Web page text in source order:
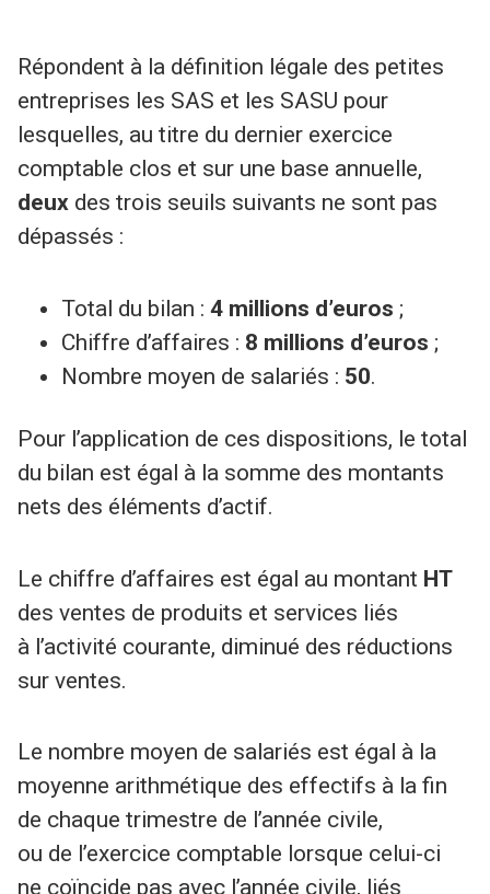
Répondent à la définition légale des petites
entreprises les SAS et les SASU pour
lesquelles, au titre du dernier exercice
comptable clos et sur une base annuelle,
deux des trois seuils suivants ne sont pas
dépassés :
Total du bilan : 4 millions d’euros ;
Chiffre d’affaires : 8 millions d’euros ;
Nombre moyen de salariés : 50.
Pour l’application de ces dispositions, le total
du bilan est égal à la somme des montants
nets des éléments d’actif.
Le chiffre d’affaires est égal au montant HT
des ventes de produits et services liés
à l’activité courante, diminué des réductions
sur ventes.
Le nombre moyen de salariés est égal à la
moyenne arithmétique des effectifs à la fin
de chaque trimestre de l’année civile,
ou de l’exercice comptable lorsque celui-ci
ne coïncide pas avec l’année civile, liés